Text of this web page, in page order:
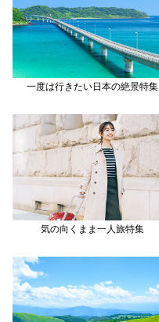
一度は行きたい日本の絶景特集
気の向くまま一人旅特集